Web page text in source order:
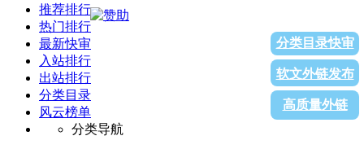
推荐排行
热门排行
最新快审
入站排行
出站排行
分类目录
风云榜单
分类导航
分类目录快审
软文外链发布
高质量外链